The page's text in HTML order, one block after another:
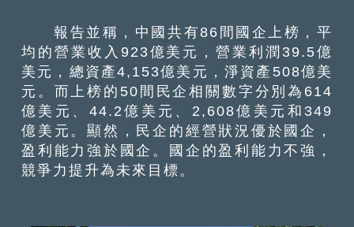
報告並稱，中國共有86間國企上榜，平
均的營業收入923億美元，營業利潤39.5億
美元，總資產4,153億美元，淨資產508億美
元。而上榜的50間民企相關數字分別為614
億美元、44.2億美元、2,608億美元和349
億美元。顯然，民企的經營狀況優於國企，
盈利能力強於國企。國企的盈利能力不強，
競爭力提升為未來目標。